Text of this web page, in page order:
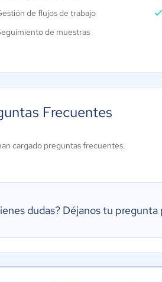
de flujos de trabajo
de muestras
Frecuentes
cargado preguntas frecuentes.
dudas? Déjanos tu pregunta